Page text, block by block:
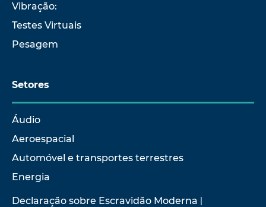
Vibração:
Testes Virtuais
Pesagem
Setores
Áudio
Aeroespacial
Automóvel e transportes terrestres
Energia
Declaração sobre Escravidão Moderna |